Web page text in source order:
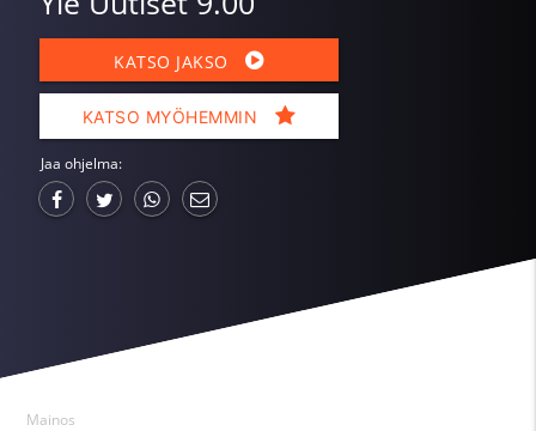
KATSO JAKSO
KATSO MYÖHEMMIN
Jaa ohjelma:
Mainos